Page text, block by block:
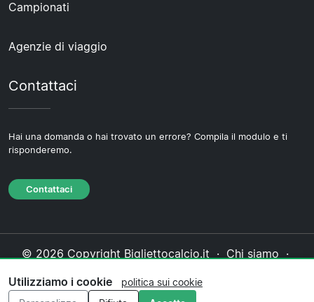
Campionati
Agenzie di viaggio
Contattaci
Hai una domanda o hai trovato un errore? Compila il modulo e ti
risponderemo.
Contattaci
© 2026 Copyright Bigliettocalcio.it · Chi siamo ·
cookie·Politica editoriale
Utilizziamo i cookie
politica sui cookie